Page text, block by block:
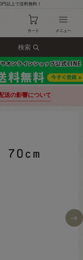
以上で送料無料！
検索
送の影響について